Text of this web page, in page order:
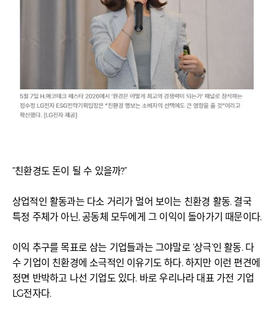
“친환경도 돈이 될 수 있을까?”
상업적인 활동과는 다소 거리가 멀어 보이는 친환경 활동. 결국
특정 주체가 아닌, 공동체 모두에게 그 이익이 돌아가기 때문이다.
이익 추구를 목표로 삼는 기업들과는 그야말로 ‘상극’인 활동. 다
수 기업이 친환경에 소극적인 이유기도 하다. 하지만 이런 편견에
정면 반박하고 나선 기업도 있다. 바로 우리나라 대표 가전 기업
LG전자다.